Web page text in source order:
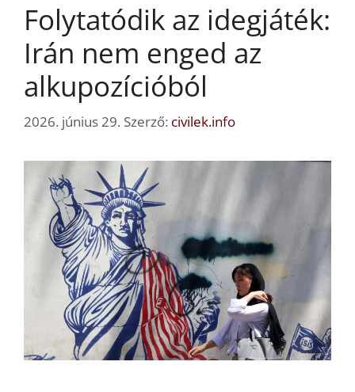
Folytatódik az idegjáték:
Irán nem enged az
alkupozícióból
2026. június 29. Szerző: civilek.info